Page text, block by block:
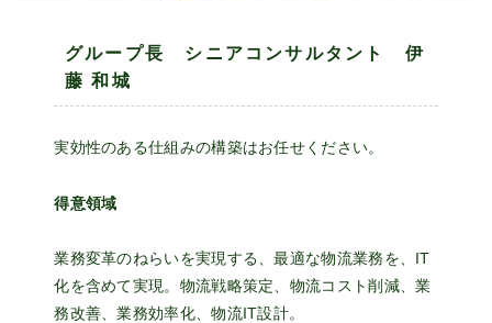
グループ長 シニアコンサルタント 伊
藤 和城
実効性のある仕組みの構築はお任せください。
得意領域
業務変革のねらいを実現する、最適な物流業務を、IT
化を含めて実現。物流戦略策定、物流コスト削減、業
務改善、業務効率化、物流IT設計。